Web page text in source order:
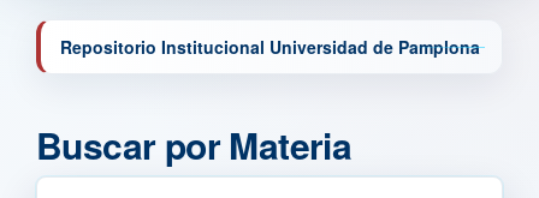
Repositorio Institucional Universidad de Pamplona
Buscar por Materia